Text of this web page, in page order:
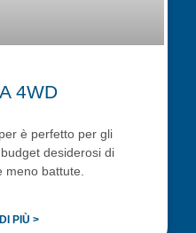
4WD
è perfetto per gli
desiderosi di
battute.
PIÙ >